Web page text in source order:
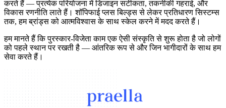
करते हैं — प्रत्येक परियोजना में डिजाइन सटीकता, तकनीकी गहराई, और
विकास रणनीति लाते हैं। शॉपिफाई प्लस बिल्ड्स से लेकर प्रतिधारण सिस्टम्स
तक, हम ब्रांड्स को आत्मविश्वास के साथ स्केल करने में मदद करते हैं।
हम मानते हैं कि पुरस्कार-विजेता काम एक ऐसी संस्कृति से शुरू होता है जो लोगों
को पहले स्थान पर रखती है — आंतरिक रूप से और जिन भागीदारों के साथ हम
सेवा करते हैं।